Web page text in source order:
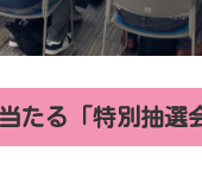
たる「特別抽選